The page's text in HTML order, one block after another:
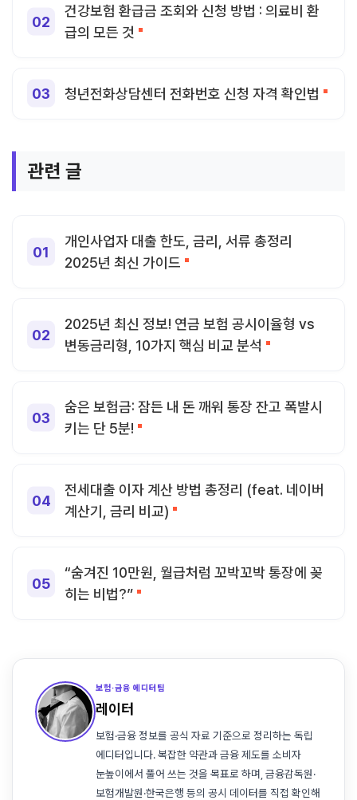
건강보험 환급금 조회와 신청 방법 : 의료비 환
급의 모든 것
청년전화상담센터 전화번호 신청 자격 확인법
관련 글
개인사업자 대출 한도, 금리, 서류 총정리
2025년 최신 가이드
2025년 최신 정보! 연금 보험 공시이율형 vs
변동금리형, 10가지 핵심 비교 분석
숨은 보험금: 잠든 내 돈 깨워 통장 잔고 폭발시
키는 단 5분!
전세대출 이자 계산 방법 총정리 (feat. 네이버
계산기, 금리 비교)
“숨겨진 10만원, 월급처럼 꼬박꼬박 통장에 꽂
히는 비법?”
보험·금융 에디터팀
레이터
보험·금융 정보를 공식 자료 기준으로 정리하는 독립
에디터입니다. 복잡한 약관과 금융 제도를 소비자
눈높이에서 풀어 쓰는 것을 목표로 하며, 금융감독원·
보험개발원·한국은행 등의 공시 데이터를 직접 확인해